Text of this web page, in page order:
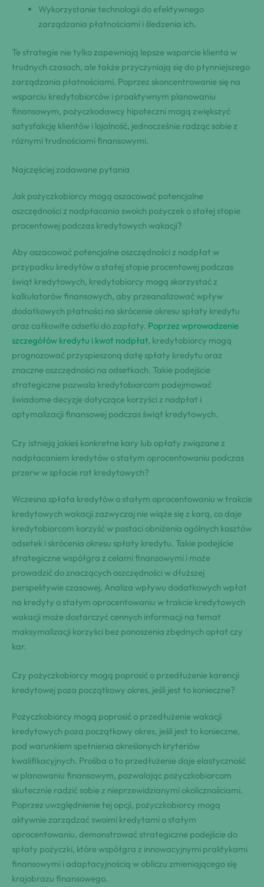
Wykorzystanie technologii do efektywnego
zarządzania płatnościami i śledzenia ich.
Te strategie nie tylko zapewniają lepsze wsparcie klienta w
trudnych czasach, ale także przyczyniają się do płynniejszego
zarządzania płatnościami. Poprzez skoncentrowanie się na
wsparciu kredytobiorców i proaktywnym planowaniu
finansowym, pożyczkodawcy hipoteczni mogą zwiększyć
satysfakcję klientów i lojalność, jednocześnie radząc sobie z
różnymi trudnościami finansowymi.
Najczęściej zadawane pytania
Jak pożyczkobiorcy mogą oszacować potencjalne
oszczędności z nadpłacania swoich pożyczek o stałej stopie
procentowej podczas kredytowych wakacji?
Aby oszacować potencjalne oszczędności z nadpłat w
przypadku kredytów o stałej stopie procentowej podczas
świąt kredytowych, kredytobiorcy mogą skorzystać z
kalkulatorów finansowych, aby przeanalizować wpływ
dodatkowych płatności na skrócenie okresu spłaty kredytu
oraz całkowite odsetki do zapłaty. Poprzez wprowadzenie
szczegółów kredytu i kwot nadpłat, kredytobiorcy mogą
prognozować przyspieszoną datę spłaty kredytu oraz
znaczne oszczędności na odsetkach. Takie podejście
strategiczne pozwala kredytobiorcom podejmować
świadome decyzje dotyczące korzyści z nadpłat i
optymalizacji finansowej podczas świąt kredytowych.
Czy istnieją jakieś konkretne kary lub opłaty związane z
nadpłacaniem kredytów o stałym oprocentowaniu podczas
przerw w spłacie rat kredytowych?
Wczesna spłata kredytów o stałym oprocentowaniu w trakcie
kredytowych wakacji zazwyczaj nie wiąże się z karą, co daje
kredytobiorcom korzyść w postaci obniżenia ogólnych kosztów
odsetek i skrócenia okresu spłaty kredytu. Takie podejście
strategiczne współgra z celami finansowymi i może
prowadzić do znaczących oszczędności w dłuższej
perspektywie czasowej. Analiza wpływu dodatkowych wpłat
na kredyty o stałym oprocentowaniu w trakcie kredytowych
wakacji może dostarczyć cennych informacji na temat
maksymalizacji korzyści bez ponoszenia zbędnych opłat czy
kar.
Czy pożyczkobiorcy mogą poprosić o przedłużenie karencji
kredytowej poza początkowy okres, jeśli jest to konieczne?
Pożyczkobiorcy mogą poprosić o przedłużenie wakacji
kredytowych poza początkowy okres, jeśli jest to konieczne,
pod warunkiem spełnienia określonych kryteriów
kwalifikacyjnych. Prośba o to przedłużenie daje elastyczność
w planowaniu finansowym, pozwalając pożyczkobiorcom
skutecznie radzić sobie z nieprzewidzianymi okolicznościami.
Poprzez uwzględnienie tej opcji, pożyczkobiorcy mogą
aktywnie zarządzać swoimi kredytami o stałym
oprocentowaniu, demonstrować strategiczne podejście do
spłaty pożyczki, które współgra z innowacyjnymi praktykami
finansowymi i adaptacyjnością w obliczu zmieniającego się
krajobrazu finansowego.